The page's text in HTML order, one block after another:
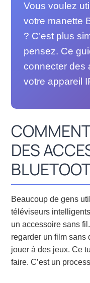
Vous voulez
votre manette
? C’est plus
pensez. Ce
connecter des
votre appareil
DES
Beaucoup de gens
téléviseurs
un accessoire sans
regarder un film sans
jouer à des jeux. Ce
faire. C’est un